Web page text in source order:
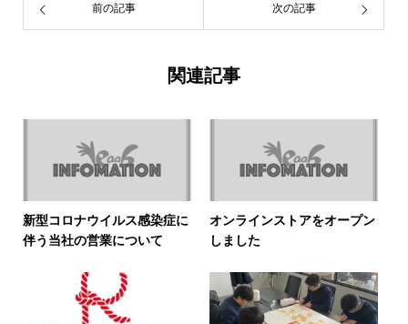
前の記事 次の記事
関連記事
新型コロナウイルス感染症に
伴う当社の営業について
オンラインストアをオープン
しました